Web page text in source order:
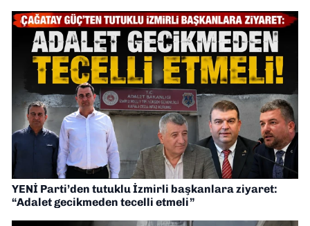
YENİ Parti’den tutuklu İzmirli başkanlara ziyaret:
“Adalet gecikmeden tecelli etmeli”